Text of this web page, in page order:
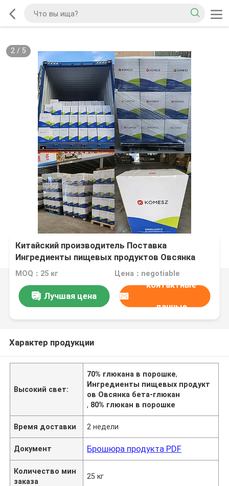
2/ 5
Китайский производитель Поставка
Ингредиенты пищевых продуктов Овсянка
Бета-Глюкан 70% 80% Глюкан в порошке
MOQ：25 кг Цена：negotiable
Лучшая цена
контактные
данные
Характер продукции
Высокий свет:
70% глюкана в порошке,
Ингредиенты пищевых продукт
ов Овсянка бета-глюкан
, 80% глюкан в порошке
Время доставки 2 недели
Документ Брошюра продукта PDF
Количество мин
заказа
25 кг